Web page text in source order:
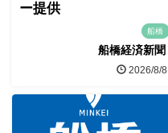
ー提供
船橋
船橋経済新聞
2026/8/8